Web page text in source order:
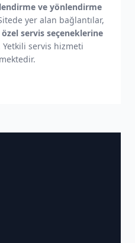
ve yönlendirme
yer alan bağlantılar,
özel servis seçeneklerine
servis hizmeti